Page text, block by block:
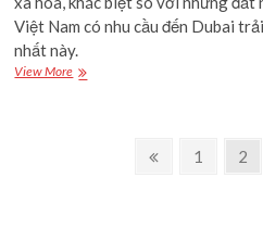
Việt Nam có nhu cầu đến Dubai
nhất này.
View More[Cập
Previous
Page
1 2
0 of 10 max characters.
Nội dung